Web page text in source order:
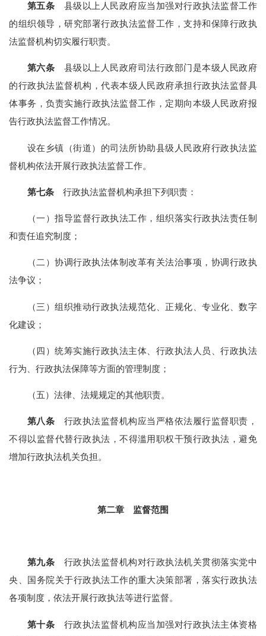
第五条 县级以上人民政府应当加强对行政执法监督工作
的组织领导，研究部署行政执法监督工作，支持和保障行政执
法监督机构切实履行职责。
第六条 县级以上人民政府司法行政部门是本级人民政府
的行政执法监督机构，代表本级人民政府承担行政执法监督具
体事务，负责实施行政执法监督工作，定期向本级人民政府报
告行政执法监督工作情况。
设在乡镇（街道）的司法所协助县级人民政府行政执法监
督机构依法开展行政执法监督工作。
第七条行政执法监督机构承担下列职责：
（一）指导监督行政执法工作，组织落实行政执法责任制
和责任追究制度；
（二）协调行政执法体制改革有关法治事项，协调行政执
法争议；
（三）组织推动行政执法规范化、正规化、专业化、数字
化建设；
（四）统筹实施行政执法主体、行政执法人员、行政执法
行为、行政执法保障等方面的管理制度；
（五）法律、法规规定的其他职责。
第八条 行政执法监督机构应当严格依法履行监督职责，
不得以监督代替行政执法，不得滥用职权干预行政执法，避免
增加行政执法机关负担。
第二章 监督范围
第九条 行政执法监督机构对行政执法机关贯彻落实党中
央、国务院关于行政执法工作的重大决策部署，落实行政执法
各项制度，依法开展行政执法等进行监督。
第十条 行政执法监督机构应当加强对行政执法主体资格